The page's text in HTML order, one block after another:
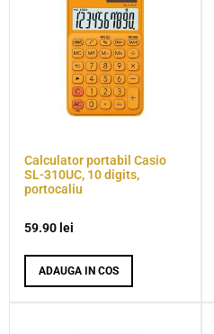
Calculator portabil Casio
SL-310UC, 10 digits,
portocaliu
59.90 lei
ADAUGA IN COS